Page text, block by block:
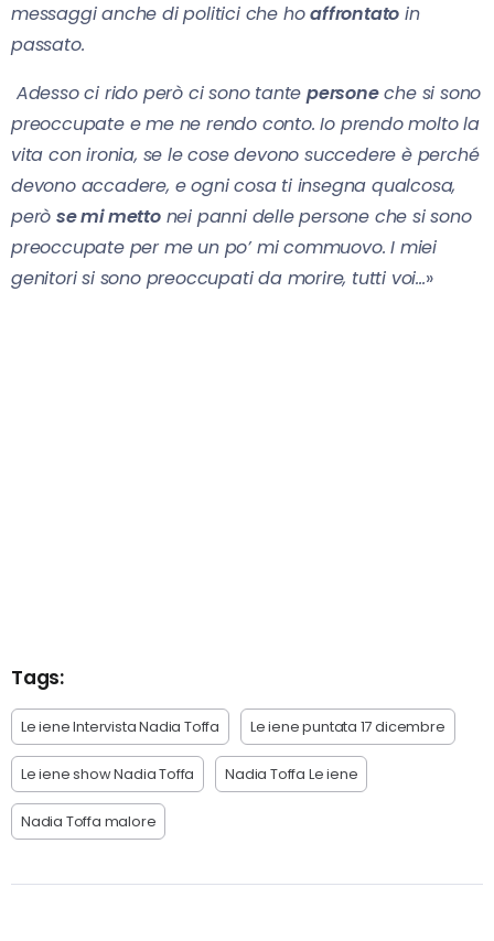
messaggi anche di politici che hoaffrontato in
passato.
Adesso ci rido però ci sono tantepersoneche si sono
preoccupate e me ne rendo conto. Io prendo molto la
vita con ironia, se le cose devono succedere è perché
devono accadere, e ogni cosa ti insegna qualcosa,
però se mi mettonei panni delle persone che si sono
preoccupate per me un po’ mi commuovo. I miei
genitori si sono preoccupati da morire, tutti voi…»
Tags:
Le iene Intervista Nadia Toffa Le iene puntata 17 dicembre
Le iene show Nadia Toffa Nadia Toffa Le iene
Nadia Toffa malore